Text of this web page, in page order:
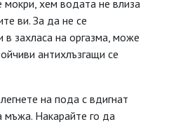
мокри, хем водата не влиза
ви. За да не се
в захласа на оргазма, може
антихлъзгащи се
на пода с вдигнат
мъжа. Накарайте го да